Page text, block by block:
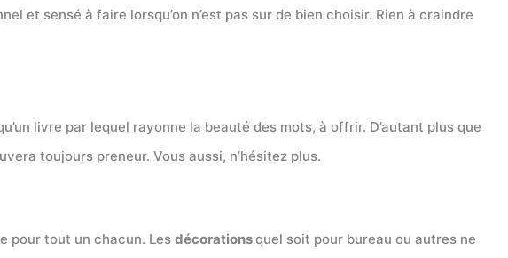
et sensé à faire lorsqu’on n’est pas sur de bien choisir. Rien à craindre
livre par lequel rayonne la beauté des mots, à offrir. D’autant plus que
toujours preneur. Vous aussi, n’hésitez plus.
pour tout un chacun. Les décorationsquel soit pour bureau ou autres ne